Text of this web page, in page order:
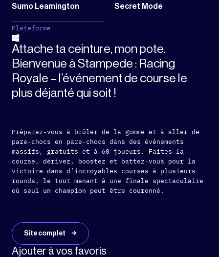
Sumo Leamington Secret Mode
Plateforme
Attache ta ceinture, mon pote.
Bienvenue à Stampede : Racing
Royale – l’événement de course le
plus déjanté qui soit !
Préparez-vous à brûler de la gomme et à aller de
pare-chocs en pare-chocs dans des événements
massifs, gratuits et à 60 joueurs. Faites la
course, dérivez, boostez et battez-vous pour la
victoire dans d’incroyables courses à plusieurs
rounds, le tout menant à une finale spectaculaire
où seul un champion peut être couronné.
Site complet
Ajouter à vos favoris